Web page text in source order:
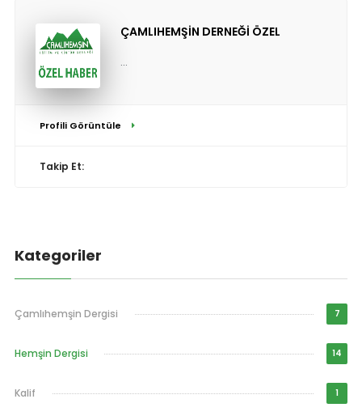
ÇAMLIHEMŞİN DERNEĞİ ÖZEL
...
Profili Görüntüle
Takip Et:
Kategoriler
Çamlıhemşin Dergisi 7
Hemşin Dergisi 14
Kalif 1